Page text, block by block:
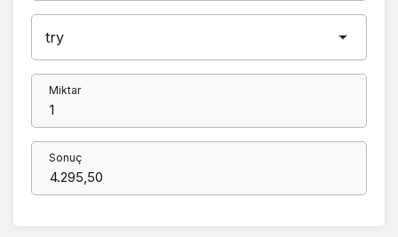
Miktar
Sonuç